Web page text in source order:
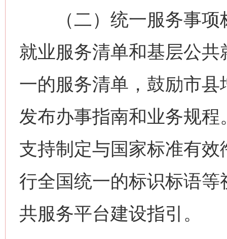
（二）统一服务事项
就业服务清单和基层公
一的服务清单，鼓励市
发布办事指南和业务规
支持制定与国家标准有
行全国统一的标识标语
共服务平台建设指引。